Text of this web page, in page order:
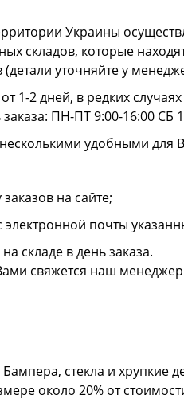
Украины
складов, которые
уточняйте у
1-2 дней, в редких
заказа: ПН-ПТ 9:00-16:00
удобными для
на сайте;
электронной почты
складе в день заказа.
свяжется наш
стекла и хрупкие
около 20% от